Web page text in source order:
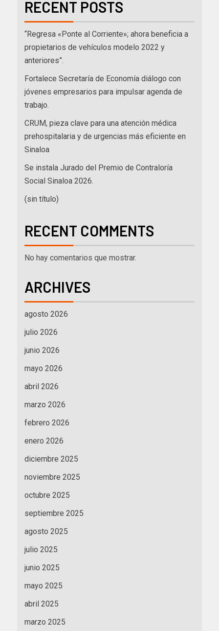
RECENT POSTS
“Regresa «Ponte al Corriente»; ahora beneficia a
propietarios de vehículos modelo 2022 y
anteriores”.
Fortalece Secretaría de Economía diálogo con
jóvenes empresarios para impulsar agenda de
trabajo.
CRUM, pieza clave para una atención médica
prehospitalaria y de urgencias más eficiente en
Sinaloa
Se instala Jurado del Premio de Contraloría
Social Sinaloa 2026.
(sin título)
RECENT COMMENTS
No hay comentarios que mostrar.
ARCHIVES
agosto 2026
julio 2026
junio 2026
mayo 2026
abril 2026
marzo 2026
febrero 2026
enero 2026
diciembre 2025
noviembre 2025
octubre 2025
septiembre 2025
agosto 2025
julio 2025
junio 2025
mayo 2025
abril 2025
marzo 2025